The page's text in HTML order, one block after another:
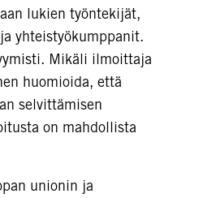
lukien työntekijät,
yhteistyökumppanit.
Mikäli ilmoittaja
huomioida, että
selvittämisen
on mahdollista
unionin ja